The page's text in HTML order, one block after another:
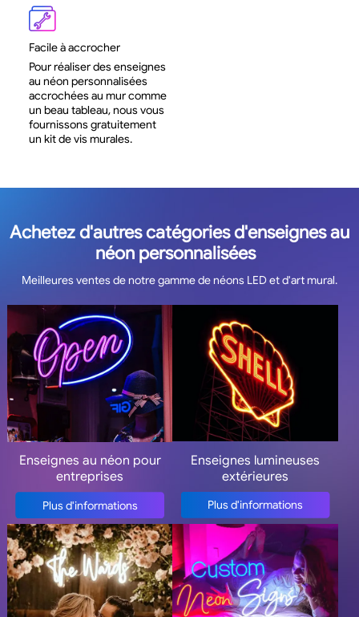
Facile à accrocher
Pour réaliser des enseignes
au néon personnalisées
accrochées au mur comme
un beau tableau, nous vous
fournissons gratuitement
un kit de vis murales.
Achetez d'autres catégories d'enseignes au
néon personnalisées
Meilleures ventes de notre gamme de néons LED et d'art mural.
Enseignes au néon pour
entreprises
Plus d'informations
Enseignes lumineuses
extérieures
Plus d'informations